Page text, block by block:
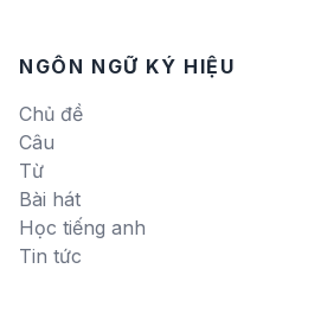
NGÔN NGỮ KÝ HIỆU
Chủ đề
Câu
Từ
Bài hát
Học tiếng anh
Tin tức